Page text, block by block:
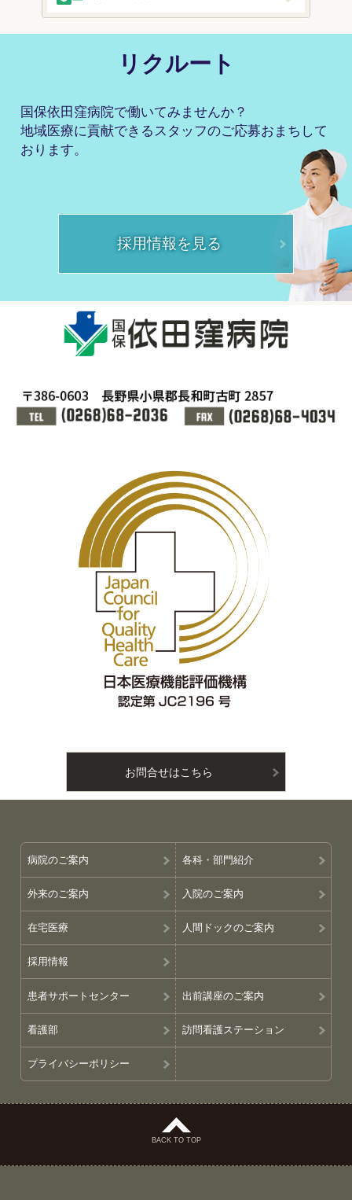
リクルート
国保依田窪病院で働いてみませんか？
地域医療に貢献できるスタッフのご応募おまちして
おります。
採用情報を見る
お問合せはこちら
病院のご案内 各科・部門紹介
外来のご案内 入院のご案内
在宅医療 人間ドックのご案内
採用情報
患者サポートセンター 出前講座のご案内
看護部 訪問看護ステーション
プライバシーポリシー
BACK TO TOP